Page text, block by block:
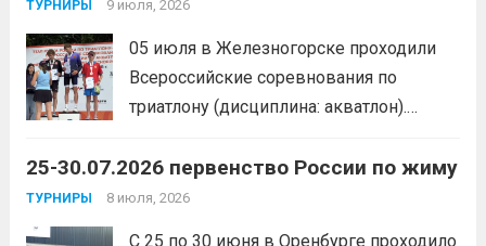
товарищеских матчей.
ТУРНИРЫ 9 июля, 2026
05 июля в Железногорске проходили
Всероссийские соревнования по
триатлону (дисциплина: акватлон).
Макарова, Серов Станислав, занял 1
место. Подготовила спортсмена тренер-
25-30.07.2026 первенство России по жиму
ТУРНИРЫ 8 июля, 2026
С 25 по 30 июня в Оренбурге проходило